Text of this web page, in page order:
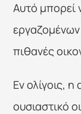
Αυτό μπορεί
πιθανές
Εν ολίγοις,
ουσιαστικό